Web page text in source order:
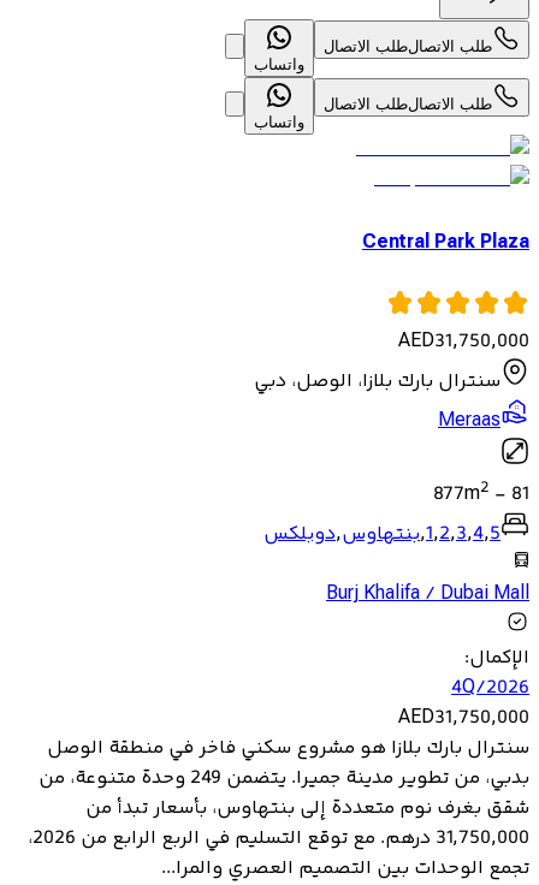
طلب الاتصالطلب الاتصال
واتساب
طلب الاتصالطلب الاتصال
واتساب
Central Park Plaza
AED31,750,000
سنترال بارك بلازا، الوصل، دبي
Meraas
81
-
877m2
1,2,3,4,5
,بنتهاوس,دوبلكس
Burj Khalifa / Dubai Mall
الإكمال:
4Q/2026
AED31,750,000
سنترال بارك بلازا هو مشروع سكني فاخر في منطقة الوصل
بدبي، من تطوير مدينة جميرا. يتضمن 249 وحدة متنوعة، من
شقق بغرف نوم متعددة إلى بنتهاوس، بأسعار تبدأ من
31,750,000 درهم. مع توقع التسليم في الربع الرابع من 2026،
تجمع الوحدات بين التصميم العصري والمرا...